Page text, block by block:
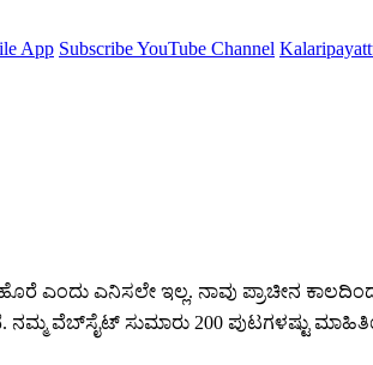
App Subscribe YouTube Channel
ಎಂದು ಎನಿಸಲೇ ಇಲ್ಲ. ನಾವು ಪ್ರಾಚೀನ
ವೆಬ್‌ಸೈಟ್ ಸುಮಾರು 200 ಪುಟಗಳಷ್ಟು